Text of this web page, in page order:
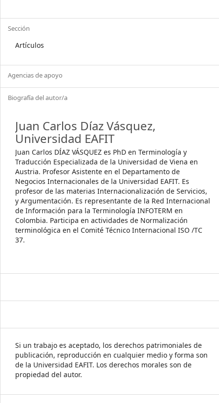
Sección
Artículos
Agencias de apoyo
Biografía del autor/a
Juan Carlos Díaz Vásquez,
Universidad EAFIT
Juan Carlos DÍAZ VÁSQUEZ es PhD en Terminología y
Traducción Especializada de la Uni­versidad de Viena en
Austria. Profesor Asistente en el Departamento de
Negocios Internacionales de la Universidad EAFIT. Es
profesor de las materias Internacionalización de Servicios,
y Argumentación. Es representante de la Red Internacional
de Información para la Terminología INFOTERM en
Colombia. Participa en actividades de Normalización
terminológica en el Comité Técnico Internacional ISO /TC
37.
Si un trabajo es aceptado, los derechos patrimoniales de
publicación, reproducción en cualquier medio y forma son
de la Universidad EAFIT. Los derechos morales son de
propiedad del autor.